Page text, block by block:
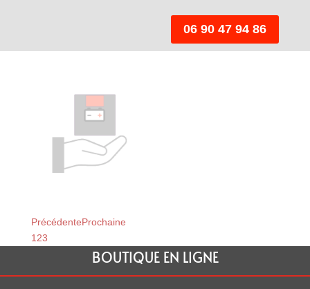
06 90 47 94 86
PrécédenteProchaine
1 23
BOUTIQUE EN LIGNE